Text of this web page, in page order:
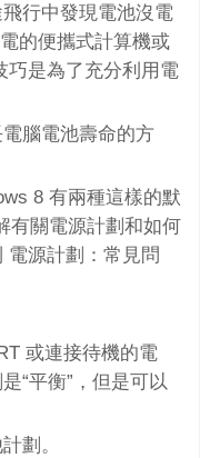
行中發現電池沒電
的便攜式計算機或
巧是為了充分利用電
腦電池壽命的方
8 有兩種這樣的默
有關電源計劃和如何
電源計劃：常見問
或連接待機的電
“平衡”，但是可以
劃。